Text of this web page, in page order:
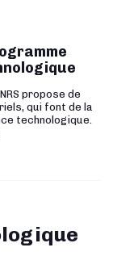
propose de
qui font de la
technologique.